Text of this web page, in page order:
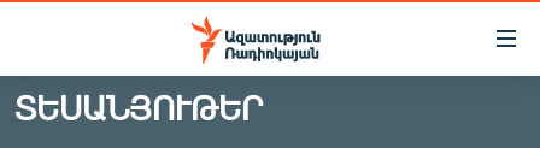
Մատչելիության
Անցնել
հիմնական
ԱԶԱՏՈՒԹՅՈՒՆ TV
ՏԵՍԱՆՅՈՒԹԵՐ